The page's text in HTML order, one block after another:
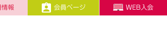
情報 会員ページ WEB入会